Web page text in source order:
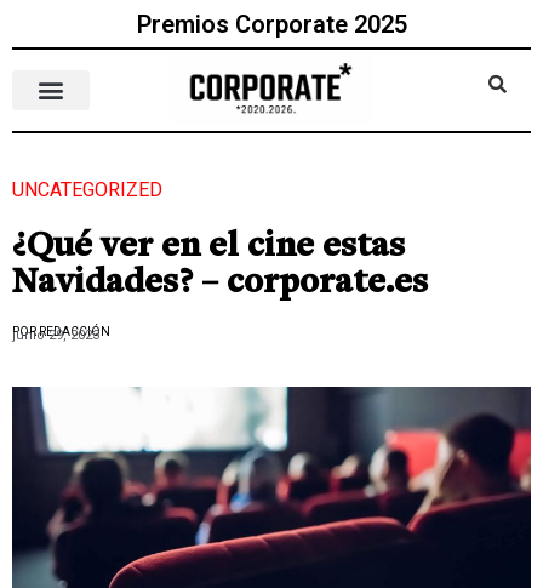
Premios Corporate 2025
UNCATEGORIZED
¿Qué ver en el cine estas
Navidades? – corporate.es
POR REDACCIÓN
junio 29, 2023